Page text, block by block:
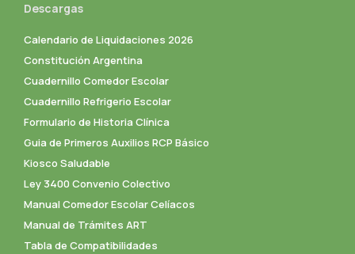
Descargas
Calendario de Liquidaciones 2026
Constitución Argentina
Cuadernillo Comedor Escolar
Cuadernillo Refrigerio Escolar
Formulario de Historia Clínica
Guia de Primeros Auxilios RCP Básico
Kiosco Saludable
Ley 3400 Convenio Colectivo
Manual Comedor Escolar Celíacos
Manual de Trámites ART
Tabla de Compatibilidades